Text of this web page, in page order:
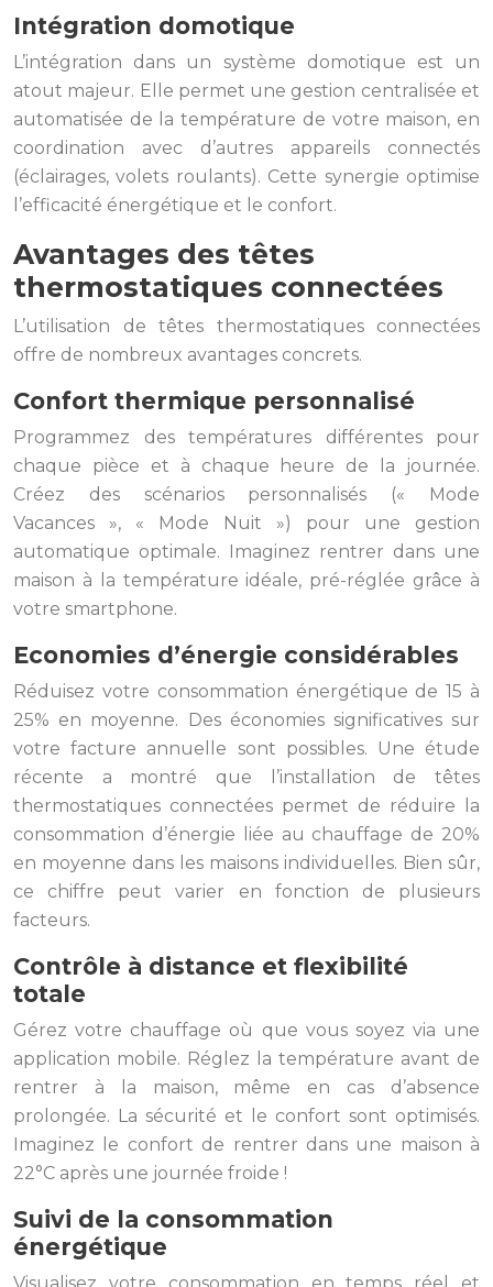
Intégration domotique
L’intégration dans un système domotique est un
atout majeur. Elle permet une gestion centralisée et
automatisée de la température de votre maison, en
coordination avec d’autres appareils connectés
(éclairages, volets roulants). Cette synergie optimise
l’efficacité énergétique et le confort.
Avantages des têtes
thermostatiques connectées
L’utilisation de têtes thermostatiques connectées
offre de nombreux avantages concrets.
Confort thermique personnalisé
Programmez des températures différentes pour
chaque pièce et à chaque heure de la journée.
Créez des scénarios personnalisés (« Mode
Vacances », « Mode Nuit ») pour une gestion
automatique optimale. Imaginez rentrer dans une
maison à la température idéale, pré-réglée grâce à
votre smartphone.
Economies d’énergie considérables
Réduisez votre consommation énergétique de 15 à
25% en moyenne. Des économies significatives sur
votre facture annuelle sont possibles. Une étude
récente a montré que l’installation de têtes
thermostatiques connectées permet de réduire la
consommation d’énergie liée au chauffage de 20%
en moyenne dans les maisons individuelles. Bien sûr,
ce chiffre peut varier en fonction de plusieurs
facteurs.
Contrôle à distance et flexibilité
totale
Gérez votre chauffage où que vous soyez via une
application mobile. Réglez la température avant de
rentrer à la maison, même en cas d’absence
prolongée. La sécurité et le confort sont optimisés.
Imaginez le confort de rentrer dans une maison à
22°C après une journée froide !
Suivi de la consommation
énergétique